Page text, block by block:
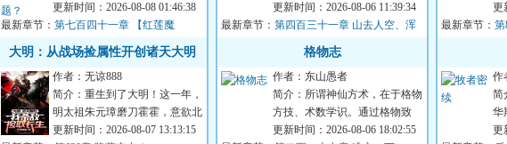
目。“我使用【光之金字塔】，
将大骨变成光！降临...
更新时间：2026-08-08 01:46:38
最新章节： 第七百四十一章 【红莲魔
龙】！这可是纯血黑龙卡！
大明：从战场捡属性开创诸天大明
作者：无谅888
简介：重生到了大明！这一年，
明太祖朱元璋磨刀霍霍，意欲北
伐，彻定北元，将汉家中原完全
更新时间：2026-08-07 13:13:15
苦，见些个爱恨嗔痴怨。我不愿
容颜凋华萎，我...
更新时间：2026-08-06 11:39:34
最新章节： 第四百三十一章 山去人空、浑
格物志
作者：东山愚者
简介：所谓神仙方术，在于格物
方技、术数学识。通过格物致
知，方士总结道理本质，追寻理
更新时间：2026-08-06 18:02:55
量
与
更
最新章节： 第
作
简
华
这
更